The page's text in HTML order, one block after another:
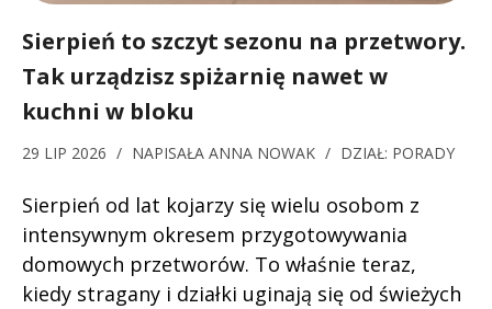
Sierpień to szczyt sezonu na przetwory.
Tak urządzisz spiżarnię nawet w
kuchni w bloku
29 LIP 2026 / NAPISAŁA ANNA NOWAK / DZIAŁ: PORADY
Sierpień od lat kojarzy się wielu osobom z
intensywnym okresem przygotowywania
domowych przetworów. To właśnie teraz,
kiedy stragany i działki uginają się od świeżych